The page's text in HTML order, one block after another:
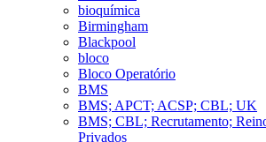
bioquímica
Birmingham
Blackpool
bloco
Bloco Operatório
BMS
BMS; APCT; ACSP; CBL; UK
BMS; CBL; Recrutamento;
Privados